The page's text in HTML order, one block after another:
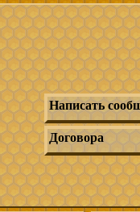
Написать
Договора